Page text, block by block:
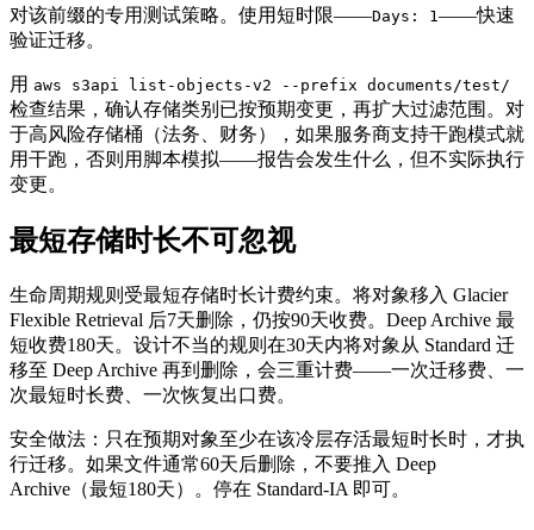
对该前缀的专用测试策略。使用短时限——Days: 1 ——快速
验证迁移。
用 aws s3api list-objects-v2 --prefix documents/test/
检查结果，确认存储类别已按预期变更，再扩大过滤范围。对
于高风险存储桶（法务、财务），如果服务商支持干跑模式就
用干跑，否则用脚本模拟——报告会发生什么，但不实际执行
变更。
最短存储时长不可忽视
生命周期规则受最短存储时长计费约束。将对象移入 Glacier
Flexible Retrieval 后7天删除，仍按90天收费。Deep Archive 最
短收费180天。设计不当的规则在30天内将对象从 Standard 迁
移至 Deep Archive 再到删除，会三重计费——一次迁移费、一
次最短时长费、一次恢复出口费。
安全做法：只在预期对象至少在该冷层存活最短时长时，才执
行迁移。如果文件通常60天后删除，不要推入 Deep
Archive（最短180天）。停在 Standard-IA 即可。